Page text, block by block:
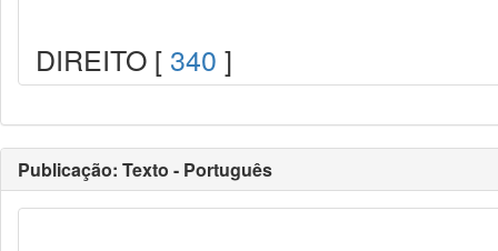
DIREITO [ 340 ]
Publicação: Texto - Português